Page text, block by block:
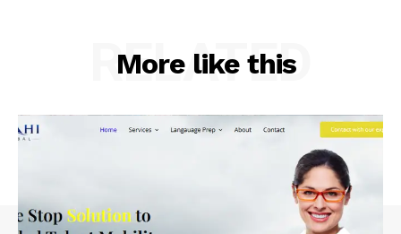
More like this
RELATED